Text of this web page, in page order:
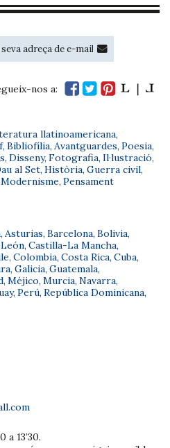
nos a:
llatinoamericana,
, Bibliofília, Avantguardes, Poesia,
, Disseny, Fotografia, Il·lustració,
al Set, Història, Guerra civil,
Modernisme, Pensament
, Asturias, Barcelona, Bolivia,
, Castilla-La Mancha,
, Colombia, Costa Rica, Cuba,
, Galicia, Guatemala,
, Méjico, Murcia, Navarra,
, Perú, República Dominicana,
a 13’30.